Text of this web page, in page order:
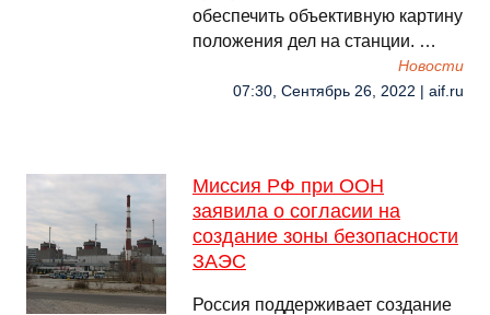
обеспечить объективную картину
положения дел на станции. …
Новости
07:30, Сентябрь 26, 2022 | aif.ru
Миссия РФ при ООН
заявила о согласии на
создание зоны безопасности
ЗАЭС
Россия поддерживает создание